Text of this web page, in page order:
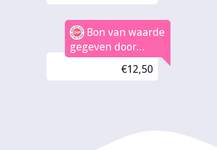
Bon van waarde
gegeven door
Zwier Seevinck
€12,50